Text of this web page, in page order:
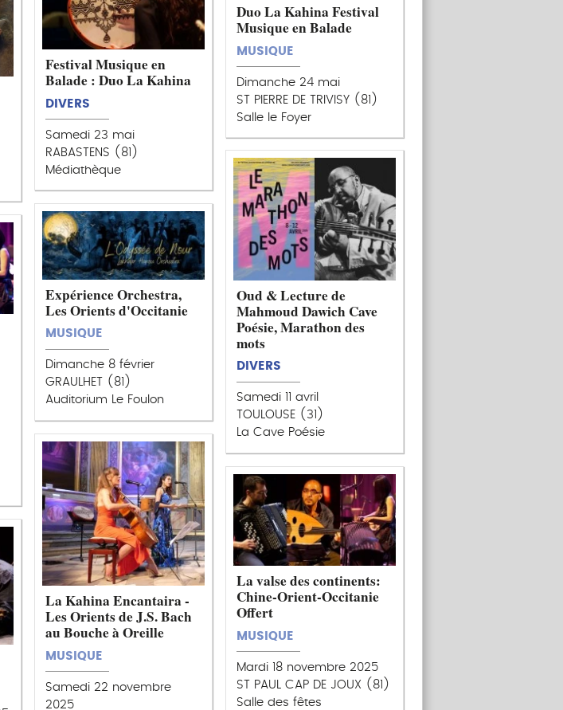
Duo La Kahina Festival
Musique en Balade
MUSIQUE
Dimanche 24 mai
ST PIERRE DE TRIVISY (81)
Salle le Foyer
Festival Musique en
Balade : Duo La Kahina
DIVERS
Samedi 23 mai
RABASTENS (81)
Médiathèque
Oud & Lecture de
Mahmoud Dawich Cave
Poésie, Marathon des
mots
DIVERS
Samedi 11 avril
TOULOUSE (31)
La Cave Poésie
Expérience Orchestra,
Les Orients d'Occitanie
MUSIQUE
Dimanche 8 février
GRAULHET (81)
Auditorium Le Foulon
La Kahina Encantaira -
Les Orients de J.S. Bach
au Bouche à Oreille
MUSIQUE
Samedi 22 novembre
2025
La valse des continents:
Chine-Orient-Occitanie
Offert
MUSIQUE
Mardi 18 novembre 2025
ST PAUL CAP DE JOUX (81)
Salle des fêtes